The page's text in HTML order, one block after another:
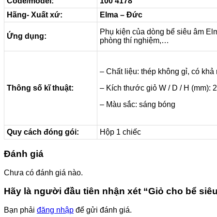
Hãng- Xuất xứ:
Elma – Đức
Ứng dụng:
Phụ kiện của dòng bể siêu âm
phòng thí nghiệm,…
Thông số kĩ thuật:
– Chất liệu: thép không gỉ, có
– Kích thước giỏ W / D / H (mm):
– Màu sắc: sáng bóng
Quy cách đóng gói: Hộp 1 chiếc
Đánh giá
Chưa có đánh giá nào.
Hãy là người đầu tiên nhận xét “Giỏ cho bể
Bạn phải đăng nhập để gửi đánh giá.